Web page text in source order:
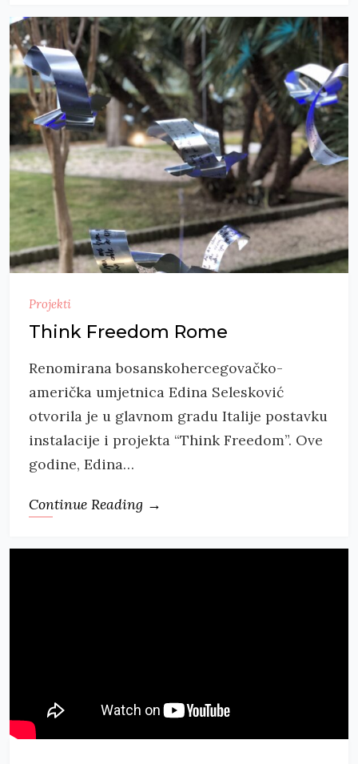
Projekti
Think Freedom Rome
Renomirana bosanskohercegovačko-
američka umjetnica Edina Selesković
otvorila je u glavnom gradu Italije postavku
instalacije i projekta “Think Freedom”. Ove
godine, Edina…
Continue Reading →